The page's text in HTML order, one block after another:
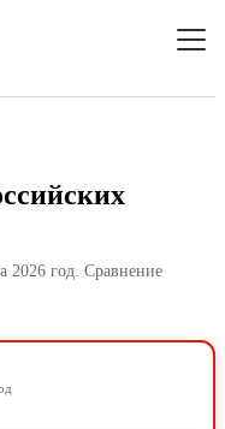
2026 год. Сравнение